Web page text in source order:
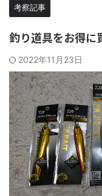
考察記事
釣り道具をお得に
2022年11月23日